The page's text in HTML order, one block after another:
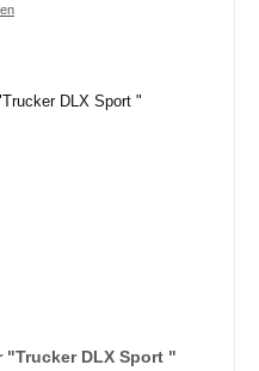
"Trucker DLX Sport "